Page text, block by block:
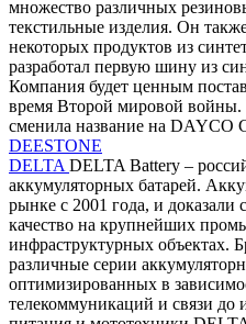
множество различных
текстильные изделия. Он
некоторых продуктов из
разработал первую шину из
Компания будет ценным
время Второй мировой
сменила название на DAYCO
DEESTONE
DELTA DELTA Battery –
аккумуляторных батарей.
рынке с 2001 года, и
качество на крупнейших
инфраструктурных объектах.
различные серии
оптимизированных в
телекоммуникаций и связи до